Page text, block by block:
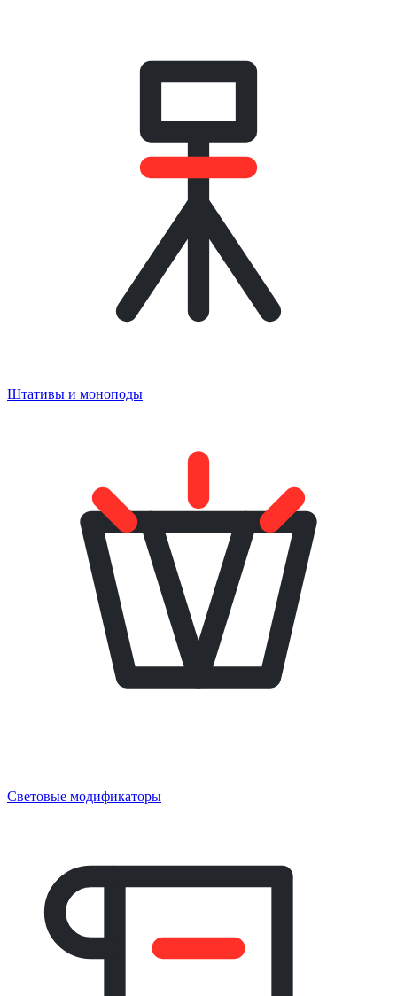
Штативы и моноподы
Световые модификаторы